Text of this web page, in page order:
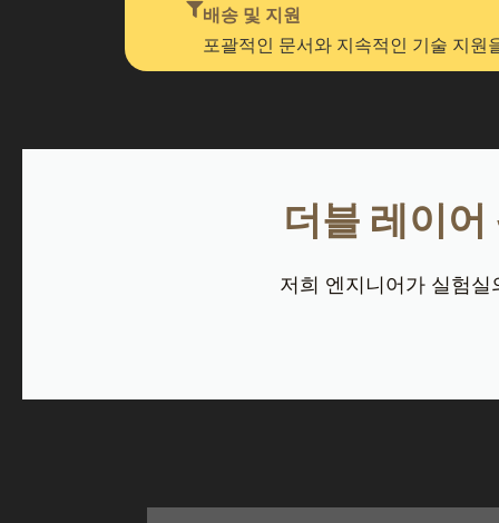
배송 및 지원
포괄적인 문서와 지속적인 기술 지원
더블 레이
저희 엔지니어가 실험